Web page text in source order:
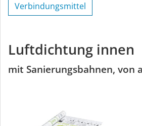
Verbindungsmittel
Luftdichtung innen
mit Sanierungsbahnen, von